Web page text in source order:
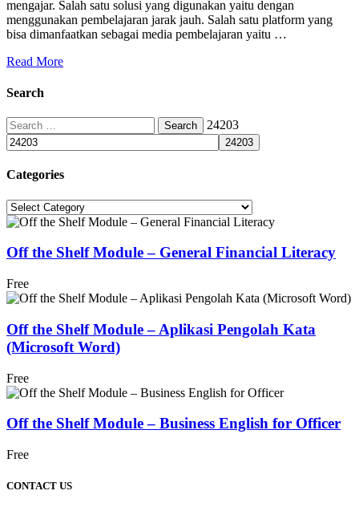
mengajar. Salah satu solusi yang digunakan yaitu dengan
menggunakan pembelajaran jarak jauh. Salah satu platform yang
bisa dimanfaatkan sebagai media pembelajaran yaitu …
Read More
Search
Search
for:
24203
Categories
Categories
Off the Shelf Module – General Financial Literacy
Free
Off the Shelf Module – Aplikasi Pengolah Kata
(Microsoft Word)
Free
Off the Shelf Module – Business English for Officer
Free
CONTACT US